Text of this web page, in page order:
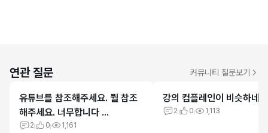
연관 질문 커뮤니티 질문보기
유튜브를 참조해주세요. 뭘 참조
해주세요. 너무합니다 ...
2 0
1,161
강의 컴플레인이 비슷하네
2 0 1,113